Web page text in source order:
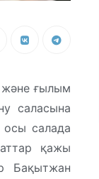
және ғылым
саласына
салада
қажы
Бақытжан